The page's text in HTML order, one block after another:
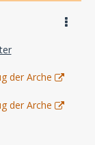
der Arche
der Arche